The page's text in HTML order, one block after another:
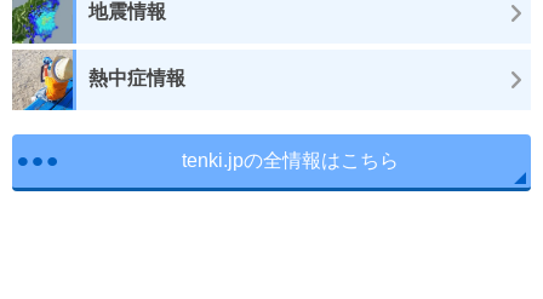
地震情報
熱中症情報
tenki.jpの全情報はこちら